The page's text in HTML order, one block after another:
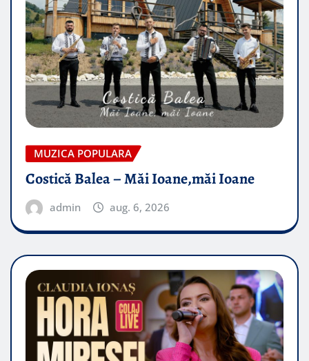
MUZICA POPULARA
Costică Balea – Măi Ioane,măi Ioane
admin aug. 6, 2026